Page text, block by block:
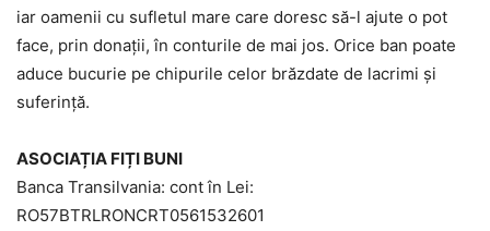
iar oamenii cu sufletul mare care doresc să-l ajute o pot
face, prin donații, în conturile de mai jos. Orice ban poate
aduce bucurie pe chipurile celor brăzdate de lacrimi și
suferință.
ASOCIAȚIA FIȚI BUNI
Banca Transilvania: cont în Lei:
RO57BTRLRONCRT0561532601